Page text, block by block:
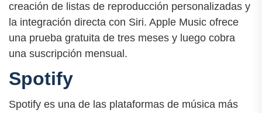
creación de listas de reproducción personalizadas y
la integración directa con Siri. Apple Music ofrece
una prueba gratuita de tres meses y luego cobra
una suscripción mensual.
Spotify
Spotify es una de las plataformas de música más